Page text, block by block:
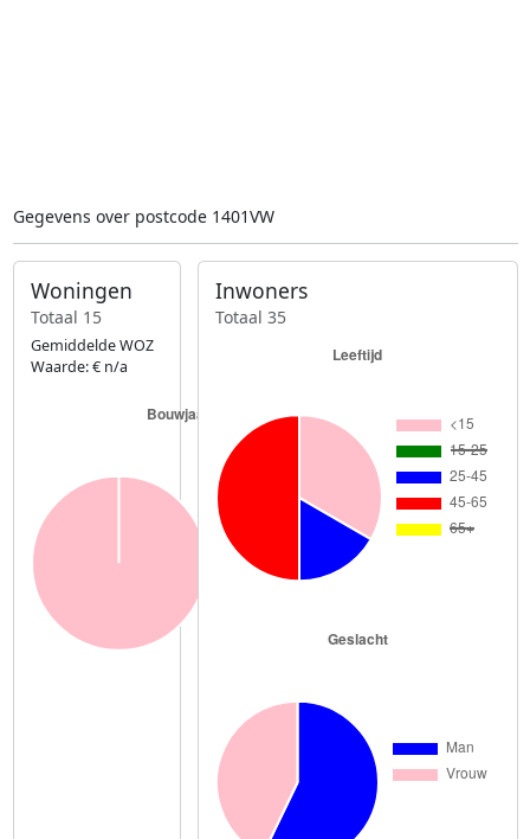
Gegevens over postcode 1401VW
Woningen
Totaal 15
Gemiddelde WOZ
Waarde: € n/a
Inwoners
Totaal 35